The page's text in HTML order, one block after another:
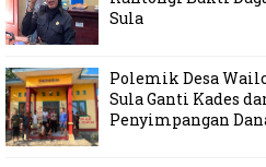
Sula
Polemik Desa
Sula Ganti Kades
Penyimpangan